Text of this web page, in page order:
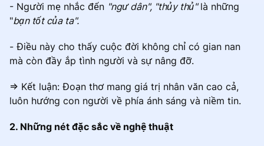
- Người mẹ nhắc đến "ngư dân", "thủy thủ"là những
"bạn tốt của ta".
- Điều này cho thấy cuộc đời không chỉ có gian nan
mà còn đầy ắp tình người và sự nâng đỡ.
=> Kết luận: Đoạn thơ mang giá trị nhân văn cao cả,
luôn hướng con người về phía ánh sáng và niềm tin.
2. Những nét đặc sắc về nghệ thuật